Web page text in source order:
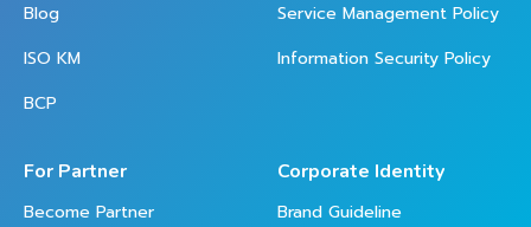
Blog
ISO KM
BCP
Service Management Policy
Information Security Policy
For Partner
Become Partner
Corporate Identity
Brand Guideline